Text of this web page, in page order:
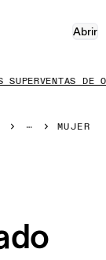
Abrir
DE ON
MUJER